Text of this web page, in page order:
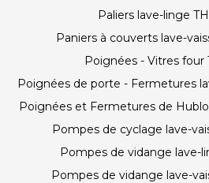
Paliers lave-linge
Paniers à couverts lave-
Poignées - Vitres four
Poignées de porte - Fermetures
Poignées et Fermetures de
Pompes de cyclage lave-
Pompes de vidange lave-
Pompes de vidange lave-